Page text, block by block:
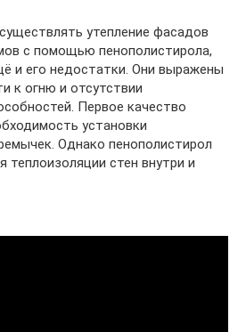
утепление фасадов
с помощью пенополистирола,
и его недостатки. Они выражены
к огню и отсутствии
Первое качество
установки
Однако пенополистирол
теплоизоляции стен внутри и